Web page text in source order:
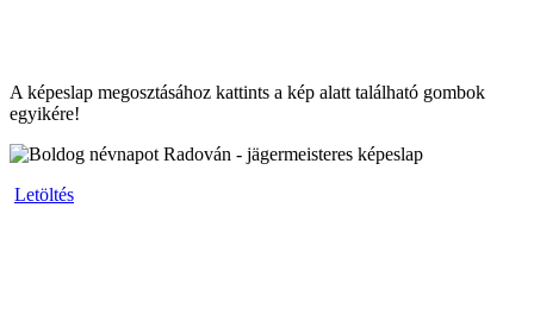
A képeslap megosztásához kattints a kép alatt található gombok
egyikére!
Letöltés